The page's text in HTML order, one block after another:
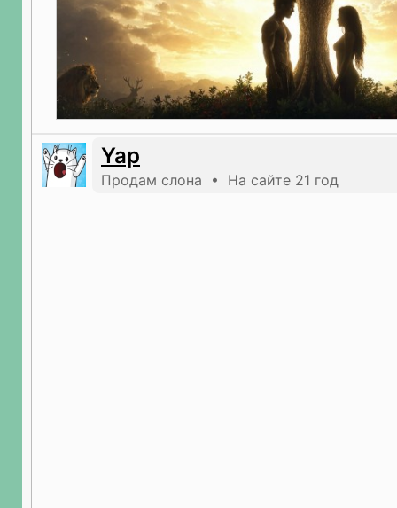
Yap
Продам слона • На сайте 21 год